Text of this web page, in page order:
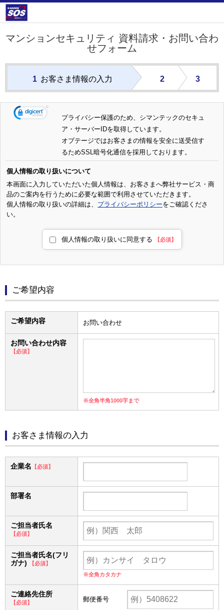
マンションセキュリティ 資料請求・お問い合わ
せフォーム
1 お客さま情報の入力 2 3
プライバシー保護のため、シマンテックのセキュ
ア・サーバーIDを取得しています。
オプテージではお客さまの情報を安全に送受信す
るためSSL暗号化通信を採用しております。
個人情報の取り扱いについて
本画面に入力していただいた個人情報は、お客さまへ弊社サービス・商
品のご案内を行うために必要な範囲で利用させていただきます。
個人情報の取り扱いの詳細は、 プライバシーポリシーをご確認くださ
い。
個人情報の取り扱いに同意する 【必須】
ご希望内容
ご希望内容 お問い合わせ
お問い合わせ内容
【必須】
※全角半角1000字まで
お客さま情報の入力
企業名 【必須】
部署名
ご担当者氏名
【必須】
ご担当者氏名(フリ
ガナ)
【必須】
※全角カタカナ
ご連絡先住所
【必須】 郵便番号